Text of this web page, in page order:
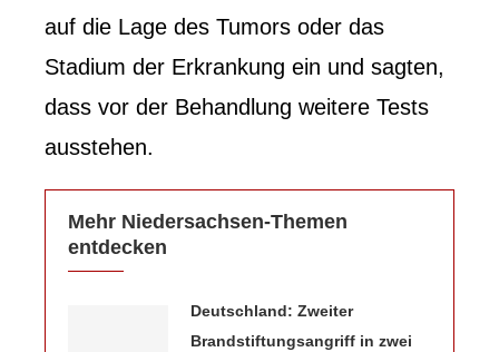
auf die Lage des Tumors oder das
Stadium der Erkrankung ein und sagten,
dass vor der Behandlung weitere Tests
ausstehen.
Mehr Niedersachsen-Themen
entdecken
Deutschland: Zweiter
Brandstiftungsangriff in zwei